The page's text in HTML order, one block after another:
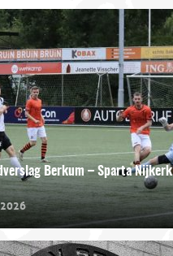
Berkum – Sparta Nijkerk